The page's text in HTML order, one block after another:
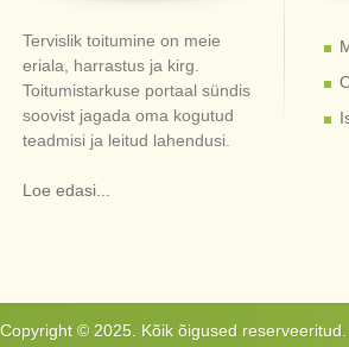
Tervislik toitumine on meie
eriala, harrastus ja kirg.
Toitumistarkuse portaal sündis
soovist jagada oma kogutud
teadmisi ja leitud lahendusi.
Loe edasi...
Copyright © 2025. Kõik õigused